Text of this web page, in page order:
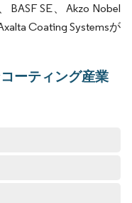
SE、Akzo Nobel
Coating Systemsが
ーティング産業